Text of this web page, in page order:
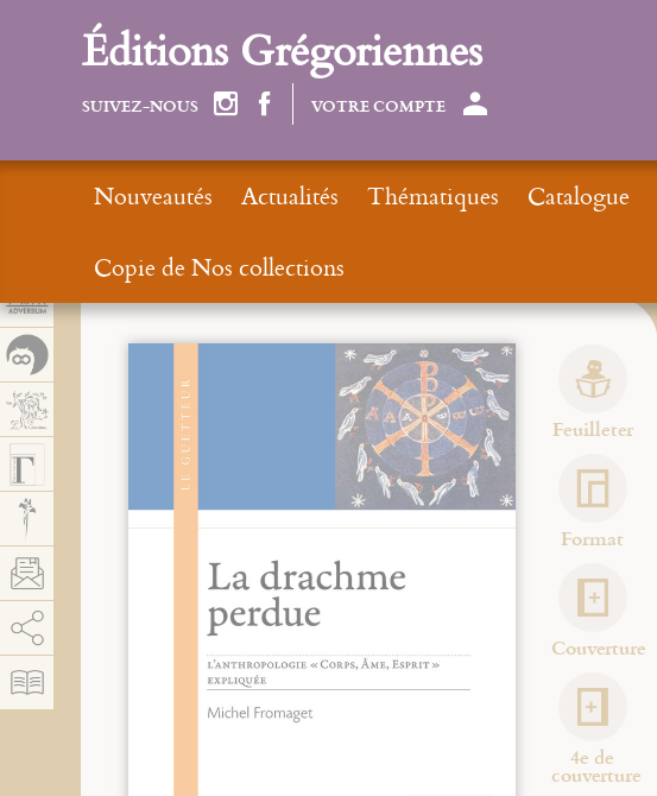
Feuilleter
Format
Couverture
4e de
couverture
Éditions Grégoriennes
SUIVEZ-NOUS VOTRE COMPTE
Nouveautés Actualités Thématiques Catalogue
Copie de Nos collections
Permitir
Panel de gestión de cookies